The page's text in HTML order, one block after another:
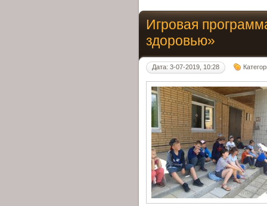
Игровая
здоровью»
Дата: 3-07-2019, 10:28